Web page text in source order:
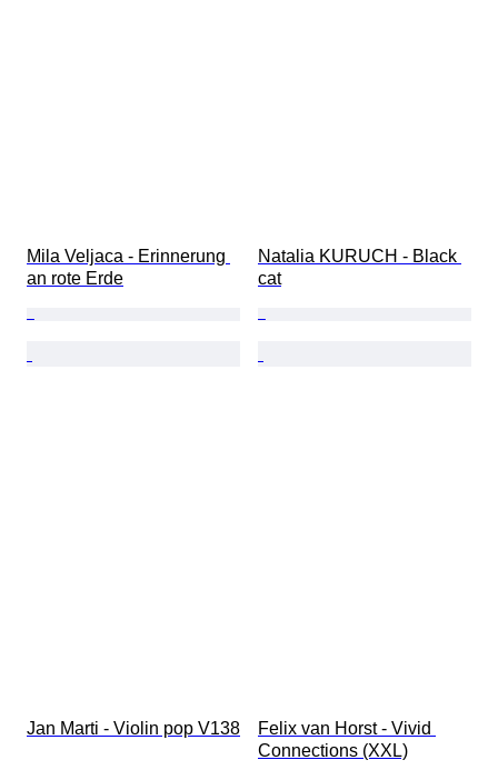
Mila Veljaca - Erinnerung
an rote Erde
Natalia KURUCH - Black
cat
Jan Marti - Violin pop V138
Felix van Horst - Vivid
Connections (XXL)